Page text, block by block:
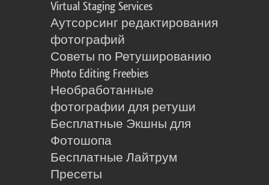
Virtual Staging Services
Аутсорсинг редактирования
фотографий
Советы по Ретушированию
Photo Editing Freebies
Необработанные
фотографии для ретуши
Бесплатные Экшны для
Фотошопа
Бесплатные Лайтрум
Пресеты